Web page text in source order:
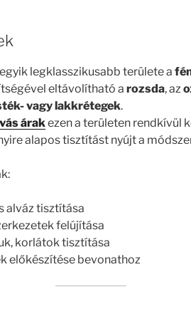
egyik legklasszikusabb területe a
eltávolítható a rozsda, az
vagy lakkrétegek.
árak ezen a területen rendkívül
alapos tisztítást nyújt a
alváz tisztítása
felújítása
korlátok tisztítása
előkészítése bevonathoz